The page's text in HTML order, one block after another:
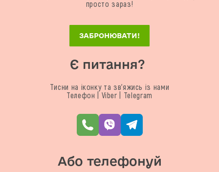
просто зараз!
ЗАБРОНЮВАТИ!
Є питання?
Тисни на іконку та зв'яжись із нами
Телефон | Viber | Telegram
Або телефонуй